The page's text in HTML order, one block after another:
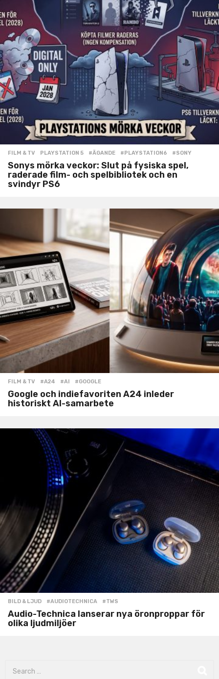
FILM & TV ,PLAYSTATION 5 #ÄGANDE ,#PLAYSTATION6 ,#SONY
Sonys mörka veckor: Slut på fysiska spel,
raderade film- och spelbibliotek och en
svindyr PS6
FILM & TV #A24 ,#AI ,#GOOGLE
Google och indiefavoriten A24 inleder
historiskt AI-samarbete
BILD & LJUD #AUDIOTECHNICA ,#TWS
Audio-Technica lanserar nya öronproppar för
olika ljudmiljöer